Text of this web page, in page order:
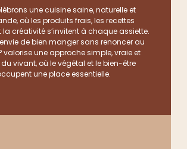
une cuisine saine, naturelle et
où les produits frais, les recettes
la créativité s’invitent à chaque assiette.
de bien manger sans renoncer au
valorise une approche simple, vraie et
vivant, où le végétal et le bien-être
une place essentielle.